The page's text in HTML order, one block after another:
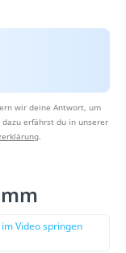
wir deine Antwort, um
dazu erfährst du in unserer
.
Video springen